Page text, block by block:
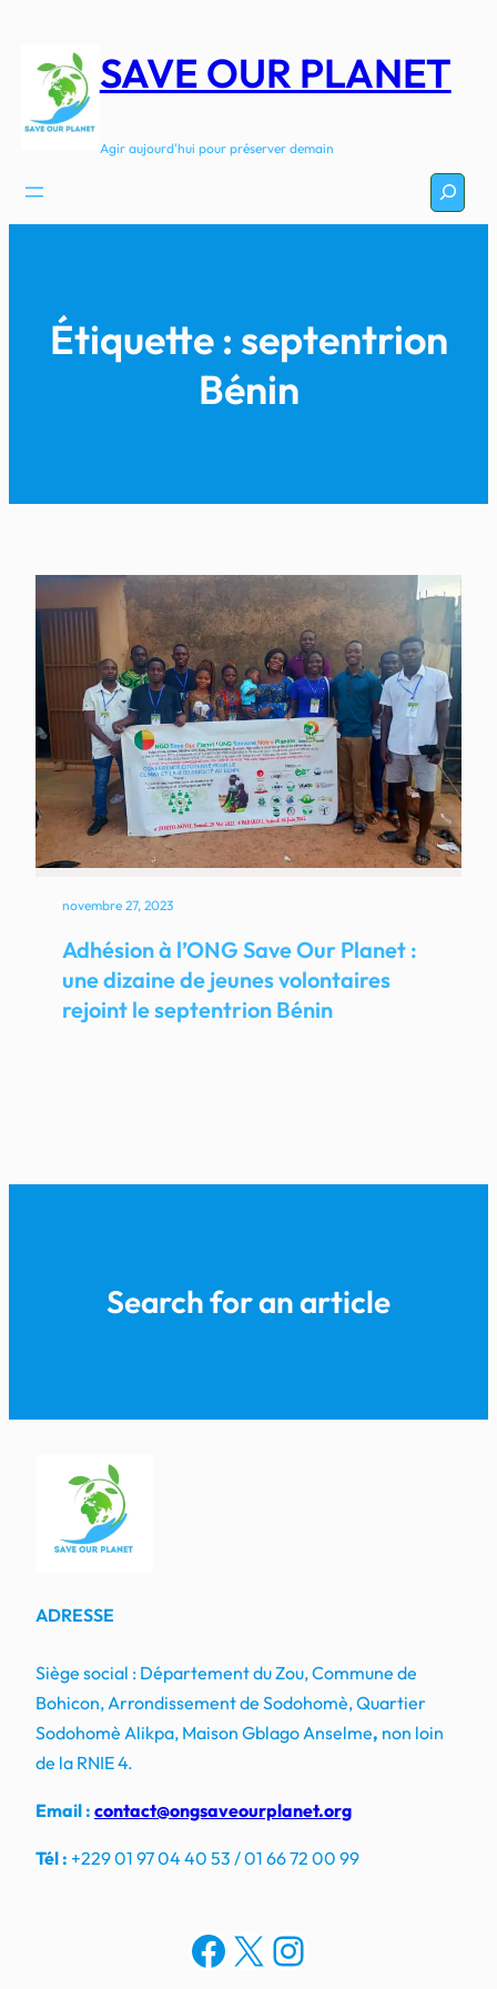
contenu
SAVE OUR PLANET
Agir aujourd'hui pour préserver demain
Étiquette : septentrion
Bénin
novembre 27, 2023
Adhésion à l’ONG Save Our Planet :
une dizaine de jeunes volontaires
rejoint le septentrion Bénin
Search for an article
ADRESSE
Siège social : Département du Zou, Commune de
Bohicon, Arrondissement de Sodohomè, Quartier
Sodohomè Alikpa, Maison Gblago Anselme, non loin
de la RNIE 4.
Email : contact@ongsaveourplanet.org
Tél : +229 01 97 04 40 53 / 01 66 72 00 99
Facebook
X Instagram